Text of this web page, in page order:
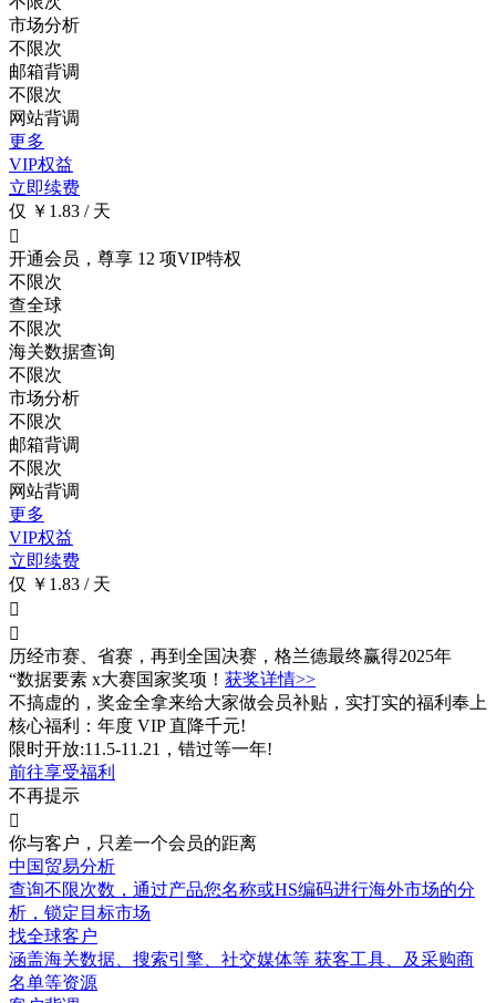
市场分析
不限次
邮箱背调
不限次
网站背调
更多
VIP权益
立即续费
仅 ￥1.83 / 天

开通会员，尊享 12 项VIP特权
不限次
查全球
不限次
海关数据查询
不限次
市场分析
不限次
邮箱背调
不限次
网站背调
更多
VIP权益
立即续费
仅 ￥1.83 / 天


历经市赛、省赛，再到全国决赛，格兰德最终赢得2025年
“数据要素 x大赛国家奖项！ 获奖详情>>
不搞虚的，奖金全拿来给大家做会员补贴，实打实的福利奉上
核心福利：年度 VIP 直降千元!
限时开放:11.5-11.21，错过等一年!
前往享受福利
不再提示

你与客户，只差一个会员的距离
中国贸易分析
查询不限次数 ，通过产品您名称或HS编码进行海外市场的分
析，锁定目标市场
找全球客户
涵盖海关数据 、搜索引擎、社交媒体等 获客工具、及采购商
名单等资源